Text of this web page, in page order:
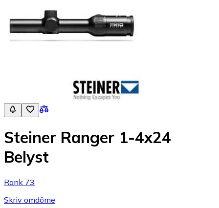
Steiner Ranger 1-4x24
Belyst
Rank 73
Skriv omdöme